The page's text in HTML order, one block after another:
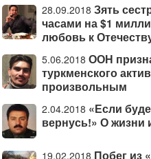
28.09.2018 Зять
часами на $1
любовь к
5.06.2018 ООН
туркменского
произвольным
2.04.2018 «Если
вернусь!» О жизни
19.02.2018 Побег из